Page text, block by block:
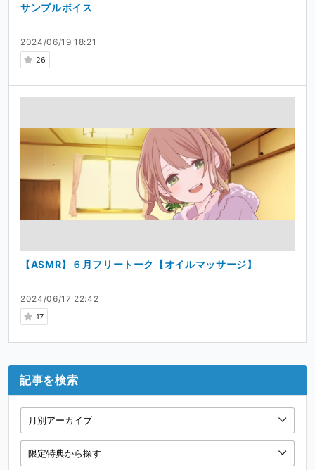
2024/06/19 18:21
26
サンプルボイス
2024/06/17 22:42
17
【ASMR】６月フリートーク【オイルマッサージ】
記事を検索